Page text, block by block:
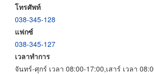
โทรศัพท์
038-345-128
แฟกซ์
038-345-127
เวลาทำการ
จันทร์-ศุกร์ เวลา 08:00-17:00,เสาร์ เวลา